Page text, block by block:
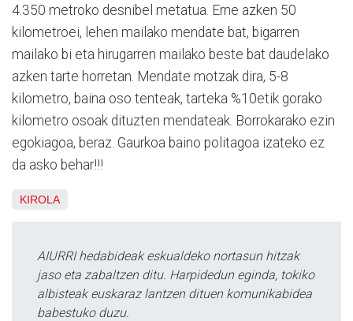
4.350 metroko desnibel metatua. Erne azken 50
kilometroei, lehen mailako mendate bat, bigarren
mailako bi eta hirugarren mailako beste bat daudelako
azken tarte horretan. Mendate motzak dira, 5-8
kilometro, baina oso tenteak, tarteka %10etik gorako
kilometro osoak dituzten mendateak. Borrokarako ezin
egokiagoa, beraz. Gaurkoa baino politagoa izateko ez
da asko behar!!!
KIROLA
AIURRI hedabideak eskualdeko nortasun hitzak
jaso eta zabaltzen ditu. Harpidedun eginda, tokiko
albisteak euskaraz lantzen dituen komunikabidea
babestuko duzu.